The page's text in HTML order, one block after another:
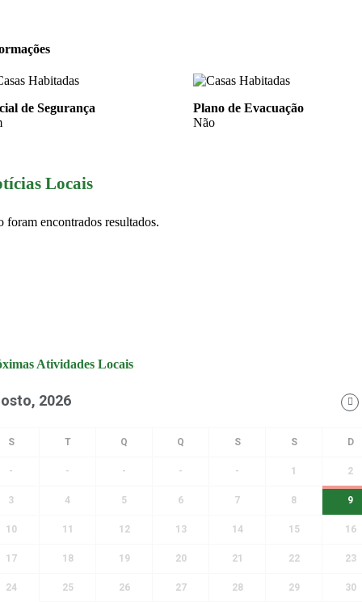
de Segurança
Plano de Evacuação
Não
Locais
foram encontrados resultados.
Atividades Locais
2026
- - - - - 1 2
3 4 5 6 7 8 9
10 11 12 13 14 15 16
17 18 19 20 21 22 23
24 25 26 27 28 29 30